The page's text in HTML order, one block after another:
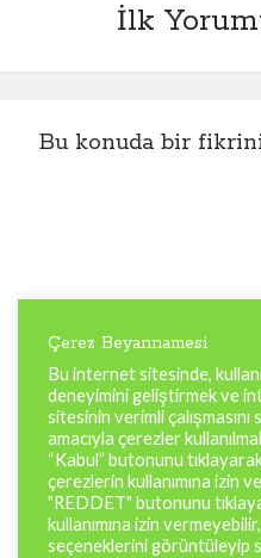
İlk
Bu konuda bir
Çerez Beyannamesi
Bu internet sitesinde,
deneyimini geliştirmek ve
sitesinin verimli çalışmasını
amacıyla çerezler
“Kabul” butonunu
çerezlerin kullanımına izin
"REDDET" butonunu
kullanımına izin
seçeneklerini görüntüleyip